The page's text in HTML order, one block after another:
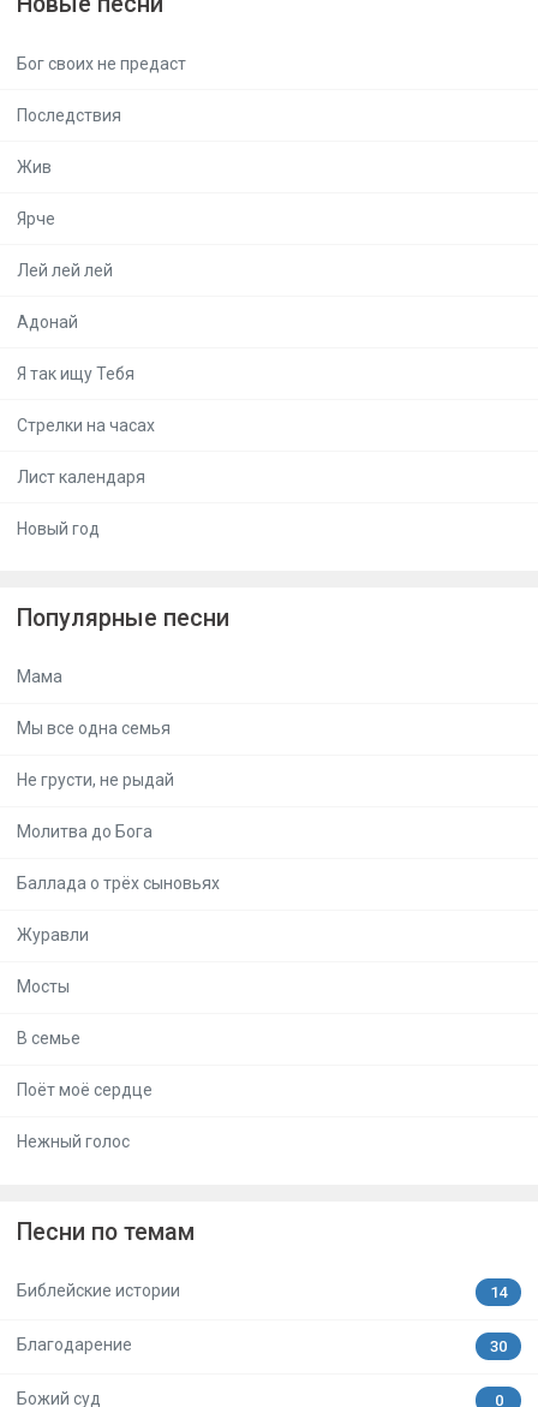
Бог своих не предаст
Последствия
Жив
Ярче
Лей лей лей
Адонай
Я так ищу Тебя
Стрелки на часах
Лист календаря
Новый год
Популярные песни
Мама
Мы все одна семья
Не грусти, не рыдай
Молитва до Бога
Баллада о трёх сыновьях
Журавли
Мосты
В семье
Поёт моё сердце
Нежный голос
Песни по темам
Библейские истории 14
Благодарение 30
Божий суд 0